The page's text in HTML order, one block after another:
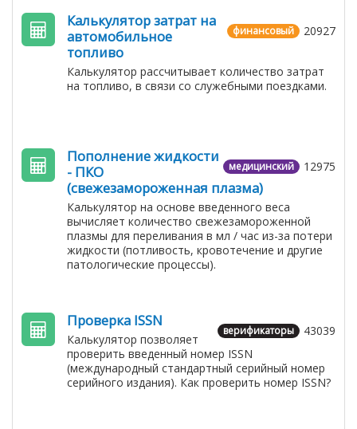
20927
финансовый
Калькулятор затрат на
автомобильное
топливо
Калькулятор рассчитывает количество затрат
на топливо, в связи со служебными поездками.
12975
медицинский
Пополнение жидкости
- ПКО
(свежезамороженная плазма)
Калькулятор на основе введенного веса
вычисляет количество свежезамороженной
плазмы для переливания в мл / час из-за потери
жидкости (потливость, кровотечение и другие
патологические процессы).
43039
верификаторы
Проверка ISSN
Калькулятор позволяет
проверить введенный номер ISSN
(международный стандартный серийный номер
серийного издания). Как проверить номер ISSN?